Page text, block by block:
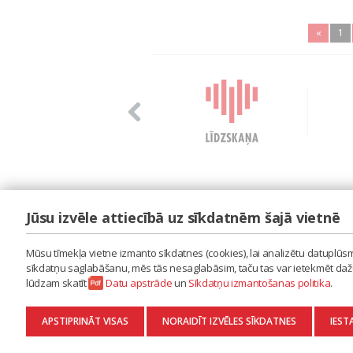
« 1
LAIPA
ES RADU MŪZIKU
AKTUALITĀTES
KONTAKTI
SĪKDATŅU IZMANTOŠANAS POLITIKA
DATU APSTRĀDE
Jūsu izvēle attiecībā uz sīkdatnēm šajā vietnē
Mūsu tīmekļa vietne izmanto sīkdatnes (cookies), lai analizētu
sīkdatņu saglabāšanu, mēs tās nesaglabāsim, taču tas var ietekmēt
lūdzam skatīt
Datu apstrādeun Sīkdatņu izmantošanas politika.
APSTIPRINĀT VISAS NORAIDĪT IZVĒLES SĪKDATNES